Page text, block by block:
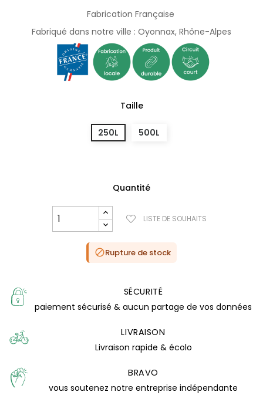
(0 avis)
Fabrication Française
Fabriqué dans notre ville : Oyonnax, Rhône-Alpes
Taille
250L 500L
Quantité
LISTE DE SOUHAITS
Rupture de stock
SÉCURITÉ
paiement sécurisé & aucun partage de vos données
LIVRAISON
Livraison rapide & écolo
BRAVO
vous soutenez notre entreprise indépendante